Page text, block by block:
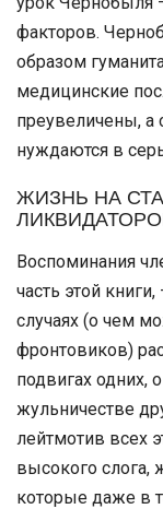
факторов.
образом
медицинские
преувеличены, а
нуждаются в
ЖИЗНЬ НА
Воспоминания
часть этой
случаях (о чем
фронтовиков)
подвигах одних,
жульничестве
лейтмотив всех
высокого
которые даже в